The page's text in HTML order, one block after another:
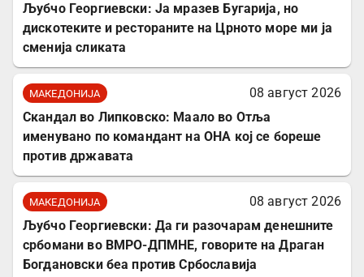
Љубчо Георгиевски: Ја мразев Бугарија, но
дискотеките и рестораните на Црното море ми ја
сменија сликата
МАКЕДОНИЈА
08 август 2026
Скандал во Липковско: Маало во Отља
именувано по командант на ОНА кој се бореше
против државата
МАКЕДОНИЈА
08 август 2026
Љубчо Георгиевски: Да ги разочарам денешните
србомани во ВМРО-ДПМНЕ, говорите на Драган
Богдановски беа против Србославија